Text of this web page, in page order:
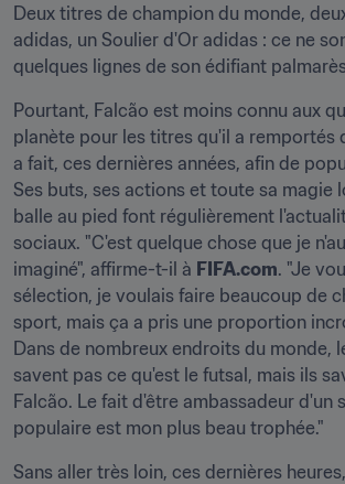
Deux titres de champion du monde,
adidas, un Soulier d'Or adidas : ce ne
quelques lignes de son édifiant
Pourtant, Falcão est moins connu aux
planète pour les titres qu'il a remportés
a fait, ces dernières années, afin de
Ses buts, ses actions et toute sa magie
balle au pied font régulièrement
sociaux. "C'est quelque chose que je
imaginé", affirme-t-il à FIFA.com. "Je
sélection, je voulais faire beaucoup de
sport, mais ça a pris une proportion
Dans de nombreux endroits du monde,
savent pas ce qu'est le futsal, mais ils
Falcão. Le fait d'être ambassadeur d'un
populaire est mon plus beau trophée."
Sans aller très loin, ces dernières